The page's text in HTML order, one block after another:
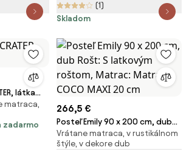
cm
(1)
Skladom
látka
matraca,
zadarmo
266,5 €
Posteľ Emily 90 x 200 cm, dub
Rošt: S latkovým roštom,
Matrac: Matrac COCO MAXI 20
Vrátane matraca, v rustikálnom
štýle, v dekore dub